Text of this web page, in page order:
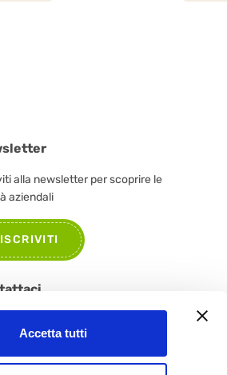
Accetta tutti
alla newsletter per scoprire le
aziendali
ISCRIVITI
a contattarci.